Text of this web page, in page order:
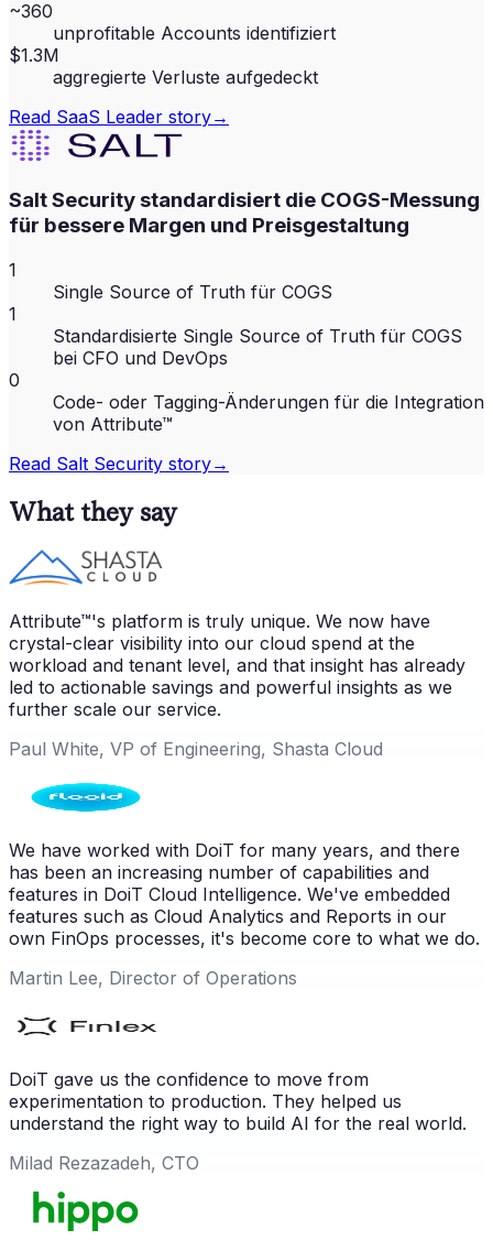
~360
unprofitable Accounts identifiziert
$1.3M
aggregierte Verluste aufgedeckt
Read SaaS Leader story→
Salt Security standardisiert die COGS-Messung
für bessere Margen und Preisgestaltung
1
Single Source of Truth für COGS
1
Standardisierte Single Source of Truth für COGS
bei CFO und DevOps
0
Code- oder Tagging-Änderungen für die Integration
von Attribute™
Read Salt Security story→
What they say
Attribute™'s platform is truly unique. We now have
crystal-clear visibility into our cloud spend at the
workload and tenant level, and that insight has already
led to actionable savings and powerful insights as we
further scale our service.
Paul White, VP of Engineering, Shasta Cloud
We have worked with DoiT for many years, and there
has been an increasing number of capabilities and
features in DoiT Cloud Intelligence. We've embedded
features such as Cloud Analytics and Reports in our
own FinOps processes, it's become core to what we do.
Martin Lee, Director of Operations
DoiT gave us the confidence to move from
experimentation to production. They helped us
understand the right way to build AI for the real world.
Milad Rezazadeh, CTO